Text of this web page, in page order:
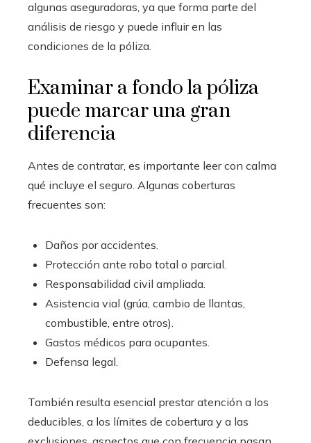
algunas aseguradoras, ya que forma parte del
análisis de riesgo y puede influir en las
condiciones de la póliza.
Examinar a fondo la póliza
puede marcar una gran
diferencia
Antes de contratar, es importante leer con calma
qué incluye el seguro. Algunas coberturas
frecuentes son:
Daños por accidentes.
Protección ante robo total o parcial.
Responsabilidad civil ampliada.
Asistencia vial (grúa, cambio de llantas,
combustible, entre otros).
Gastos médicos para ocupantes.
Defensa legal.
También resulta esencial prestar atención a los
deducibles, a los límites de cobertura y a las